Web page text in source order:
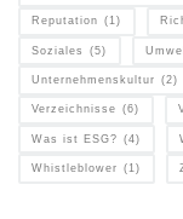
Reputation (1)
Soziales (5)
Unternehmenskultur (2)
Verzeichnisse (6)
Was ist ESG? (4)
Whistleblower (1)